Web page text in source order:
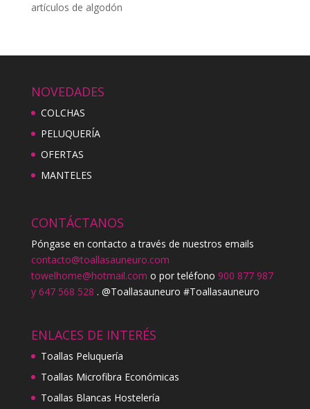
artículos de algodón
NOVEDADES
COLCHAS
PELUQUERÍA
OFERTAS
MANTELES
CONTÁCTANOS
Póngase en contacto a través de nuestros emails
contacto@toallasauneuro.com
towelhome@hotmail.com o por teléfono 900 877 987
y 647 568 528 . @Toallasauneuro #Toallasauneuro
ENLACES DE INTERÉS
Toallas Peluquería
Toallas Microfibra Económicas
Toallas Blancas Hostelería